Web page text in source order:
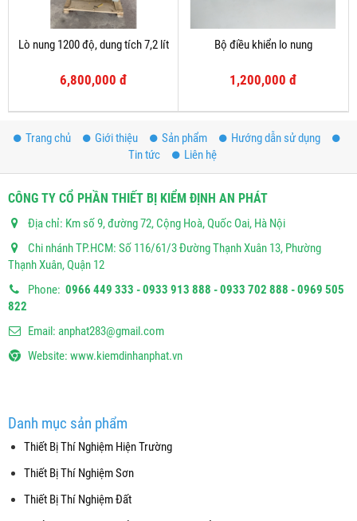
Lò nung 1200 độ, dung tích 7,2 lít
6,800,000 đ
Bộ điều khiển lo nung
1,200,000 đ
Trang chủ Giới thiệu Sản phẩm
Hướng dẫn sử dụng
Tin tức
Liên hệ
CÔNG TY CỔ PHẦN THIẾT BỊ KIỂM ĐỊNH AN PHÁT
Địa chỉ: Km số 9, đường 72, Cộng Hoà, Quốc Oai, Hà Nội
Chi nhánh TP.HCM: Số 116/61/3 Đường Thạnh Xuân 13, Phường
Thạnh Xuân, Quận 12
Phone: 0966 449 333 - 0933 913 888 - 0933 702 888 - 0969 505
822
Email: anphat283@gmail.com
Website: www.kiemdinhanphat.vn
Danh mục sản phẩm
Thiết Bị Thí Nghiệm Hiện Trường
Thiết Bị Thí Nghiệm Sơn
Thiết Bị Thí Nghiệm Đất